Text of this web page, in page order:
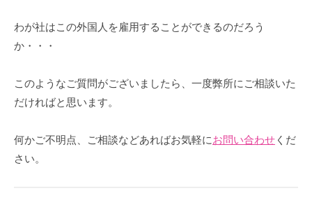
わが社はこの外国人を雇用することができるのだろう
か・・・
このようなご質問がございましたら、一度弊所にご相談いた
だければと思います。
何かご不明点、ご相談などあればお気軽にお問い合わせ くだ
さい。